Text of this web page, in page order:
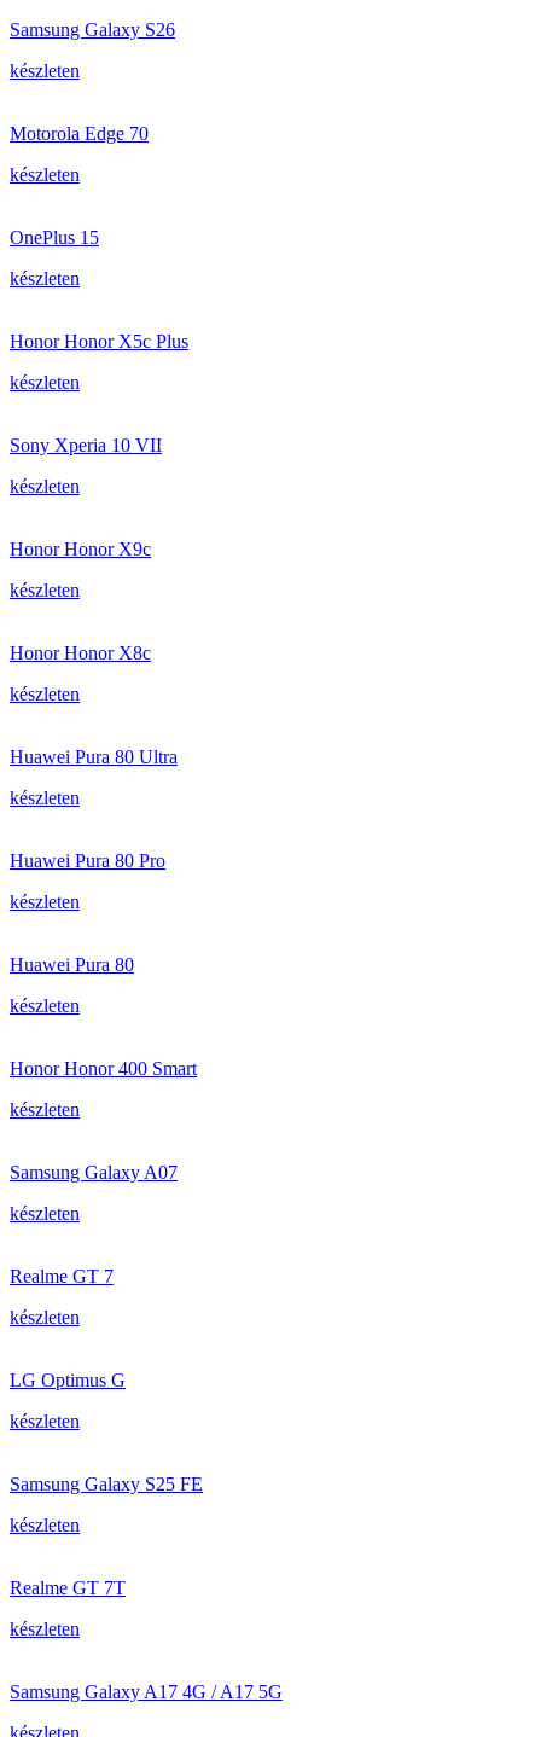
Samsung Galaxy S26
készleten
Motorola Edge 70
készleten
OnePlus 15
készleten
Honor Honor X5c Plus
készleten
Sony Xperia 10 VII
készleten
Honor Honor X9c
készleten
Honor Honor X8c
készleten
Huawei Pura 80 Ultra
készleten
Huawei Pura 80 Pro
készleten
Huawei Pura 80
készleten
Honor Honor 400 Smart
készleten
Samsung Galaxy A07
készleten
Realme GT 7
készleten
LG Optimus G
készleten
Samsung Galaxy S25 FE
készleten
Realme GT 7T
készleten
Samsung Galaxy A17 4G / A17 5G
készleten